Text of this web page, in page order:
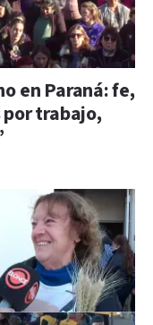
en Paraná: fe,
trabajo,